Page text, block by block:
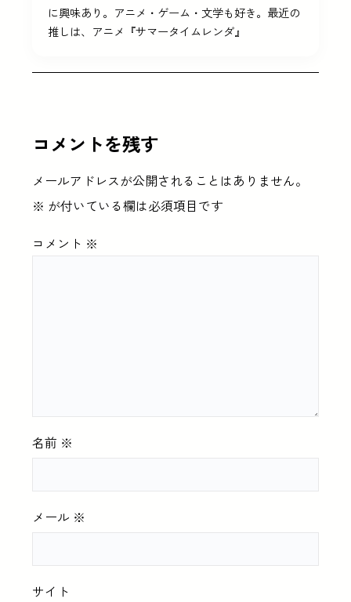
に興味あり。アニメ・ゲーム・文学も好き。最近の
推しは、アニメ『サマータイムレンダ』
コメントを残す
メールアドレスが公開されることはありません。
※ が付いている欄は必須項目です
コメント ※
名前 ※
メール ※
サイト